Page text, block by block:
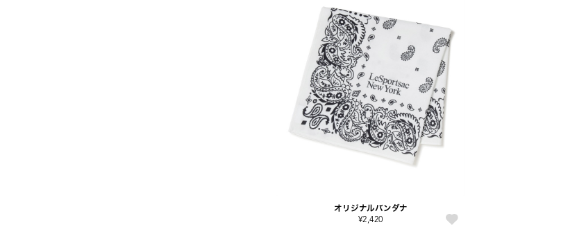
オリジナルバンダナ
¥2,420